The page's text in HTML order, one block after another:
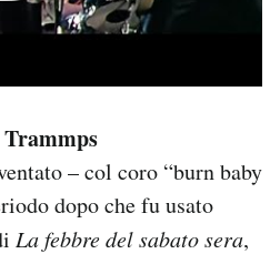
– col coro “burn baby
dopo che fu usato
La febbre del sabato sera,